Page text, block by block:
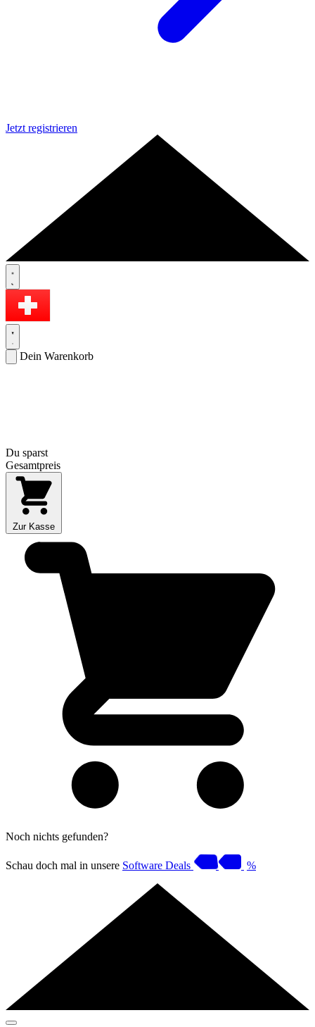
Jetzt registrieren
Dein Warenkorb
Du sparst
Gesamtpreis
Zur Kasse
Noch nichts gefunden?
Schau doch mal in unsere Software Deals %